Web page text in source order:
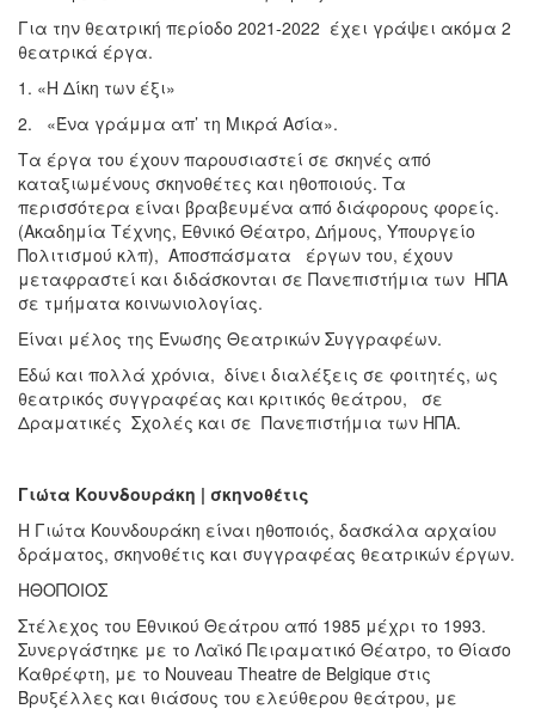
Για την θεατρική περίοδο 2021-2022 έχει γράψει ακόμα 2
θεατρικά έργα.
1. «Η Δίκη των έξι»
2. «Ένα γράμμα απ’ τη Μικρά Ασία».
Τα έργα του έχουν παρουσιαστεί σε σκηνές από
καταξιωμένους σκηνοθέτες και ηθοποιούς. Τα
περισσότερα είναι βραβευμένα από διάφορους φορείς.
(Ακαδημία Τέχνης, Εθνικό Θέατρο, Δήμους, Υπουργείο
Πολιτισμού κλπ), Αποσπάσματα έργων του, έχουν
μεταφραστεί και διδάσκονται σε Πανεπιστήμια των ΗΠΑ
σε τμήματα κοινωνιολογίας.
Είναι μέλος της Ένωσης Θεατρικών Συγγραφέων.
Εδώ και πολλά χρόνια, δίνει διαλέξεις σε φοιτητές, ως
θεατρικός συγγραφέας και κριτικός θεάτρου, σε
Δραματικές Σχολές και σε Πανεπιστήμια των ΗΠΑ.
Γιώτα Κουνδουράκη | σκηνοθέτις
Η Γιώτα Κουνδουράκη είναι ηθοποιός, δασκάλα αρχαίου
δράματος, σκηνοθέτις και συγγραφέας θεατρικών έργων.
ΗΘΟΠΟΙΟΣ
Στέλεχος του Εθνικού Θεάτρου από 1985 μέχρι το 1993.
Συνεργάστηκε με το Λαϊκό Πειραματικό Θέατρο, το Θίασο
Καθρέφτη, με το Nouveau Theatre de Belgique στις
Βρυξέλλες και θιάσους του ελεύθερου θεάτρου, με